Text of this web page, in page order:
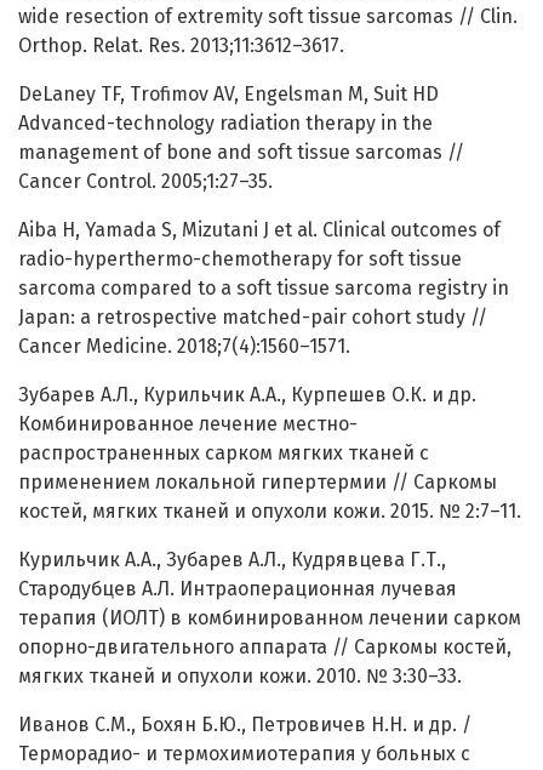
wide resection of extremity soft tissue sarcomas // Clin.
Orthop. Relat. Res. 2013;11:3612–3617.
DeLaney TF, Trofimov AV, Engelsman M, Suit HD
Advanced-technology radiation therapy in the
management of bone and soft tissue sarcomas //
Cancer Control. 2005;1:27–35.
Aiba H, Yamada S, Mizutani J et al. Clinical outcomes of
radio-hyperthermo-chemotherapy for soft tissue
sarcoma compared to a soft tissue sarcoma registry in
Japan: a retrospective matched-pair cohort study //
Cancer Medicine. 2018;7(4):1560–1571.
Зубарев А.Л., Курильчик А.А., Курпешев О.К. и др.
Комбинированное лечение местно-
распространенных сарком мягких тканей с
применением локальной гипертермии // Саркомы
костей, мягких тканей и опухоли кожи. 2015. № 2:7–11.
Курильчик А.А., Зубарев А.Л., Кудрявцева Г.Т.,
Стародубцев А.Л. Интраоперационная лучевая
терапия (ИОЛТ) в комбинированном лечении сарком
опорно-двигательного аппарата // Саркомы костей,
мягких тканей и опухоли кожи. 2010. № 3:30–33.
Иванов С.М., Бохян Б.Ю., Петровичев Н.Н. и др. /
Терморадио- и термохимиотерапия у больных с